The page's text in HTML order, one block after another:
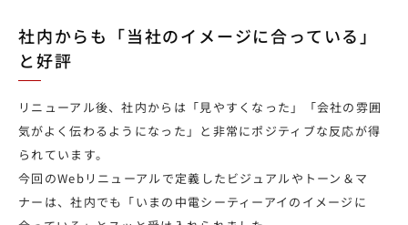
社内からも「当社のイメージに合っている」
と好評
リニューアル後、社内からは「見やすくなった」「会社の雰囲
気がよく伝わるようになった」と非常にポジティブな反応が得
られています。
今回のWebリニューアルで定義したビジュアルやトーン＆マ
ナーは、社内でも「いまの中電シーティーアイのイメージに